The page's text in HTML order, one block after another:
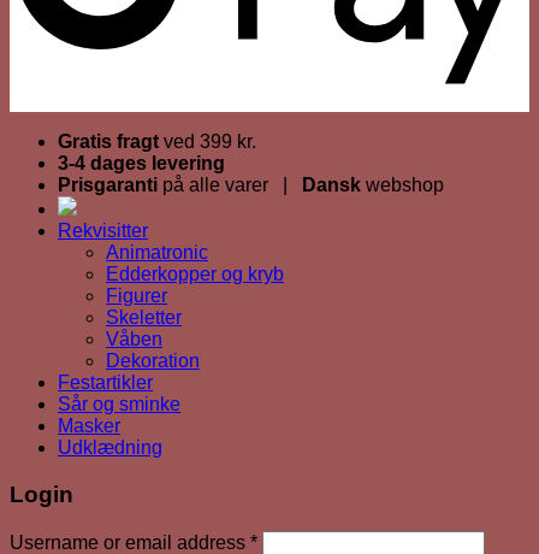
Gratis fragt ved 399 kr.
3-4 dages levering
Prisgaranti på alle varer | Dansk webshop
Rekvisitter
Animatronic
Edderkopper og kryb
Figurer
Skeletter
Våben
Dekoration
Festartikler
Sår og sminke
Masker
Udklædning
Login
Username or email address *Required